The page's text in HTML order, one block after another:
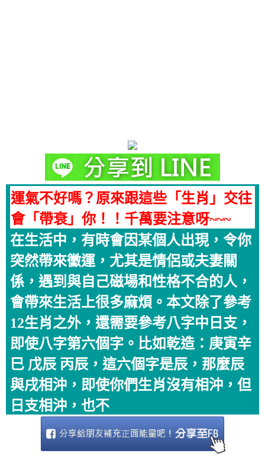
運氣不好嗎？原來跟這些「生肖」交往
會「帶衰」你！！千萬要注意呀~~~
在生活中，有時會因某個人出現，令你
突然帶來黴運，尤其是情侶或夫妻關
係，遇到與自己磁場和性格不合的人，
會帶來生活上很多麻煩。本文除了參考
12生肖之外，還需要參考八字中日支，
即使八字第六個字。比如乾造：庚寅辛
巳 戊辰 丙辰，這六個字是辰，那麼辰
與戌相沖，即使你們生肖沒有相沖，但
日支相沖，也不